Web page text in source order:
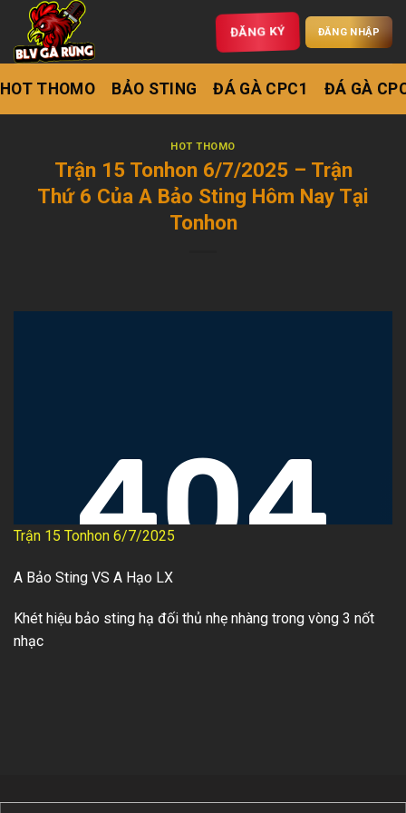
ĐĂNG KÝ ĐĂNG NHẬP
HOT THOMO BẢO STING ĐÁ GÀ CPC1 ĐÁ GÀ
HOT THOMO
Trận 15 Tonhon 6/7/2025 – Trận
Thứ 6 Của A Bảo Sting Hôm Nay Tại
Tonhon
Trận 15 Tonhon 6/7/2025
A Bảo Sting VS A Hạo LX
Khét hiệu bảo sting hạ đối thủ nhẹ nhàng trong vòng 3 nốt
nhạc